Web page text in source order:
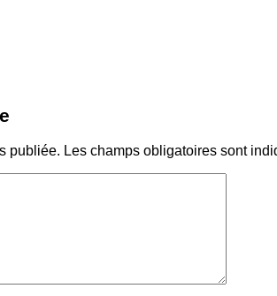
publiée. Les champs obligatoires sont